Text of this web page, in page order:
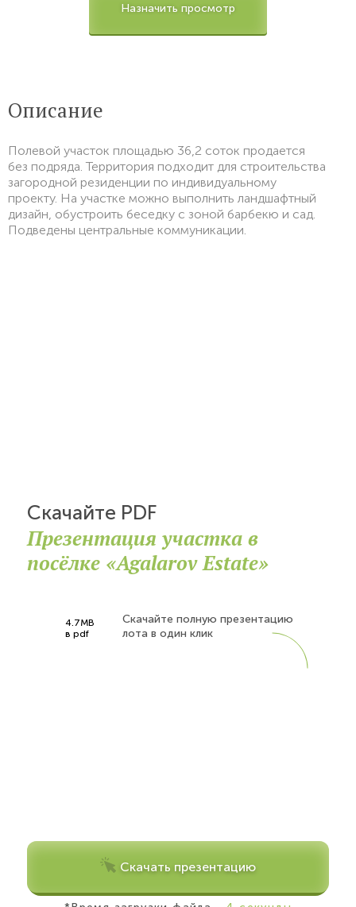
Назначить просмотр
Описание
Полевой участок площадью 36,2 соток продается
без подряда. Территория подходит для строительства
загородной резиденции по индивидуальному
проекту. На участке можно выполнить ландшафтный
дизайн, обустроить беседку с зоной барбекю и сад.
Подведены центральные коммуникации.
Скачайте PDF
Презентация участка в
посёлке «Agalarov Estate»
4.7MB
в pdf
Скачайте полную презентацию
лота в один клик
Скачать презентацию